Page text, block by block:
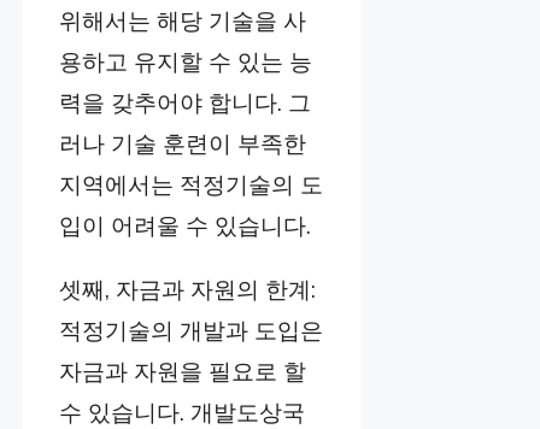
위해서는 해당 기술을 사
용하고 유지할 수 있는 능
력을 갖추어야 합니다. 그
러나 기술 훈련이 부족한
지역에서는 적정기술의 도
입이 어려울 수 있습니다.
셋째, 자금과 자원의 한계:
적정기술의 개발과 도입은
자금과 자원을 필요로 할
수 있습니다. 개발도상국